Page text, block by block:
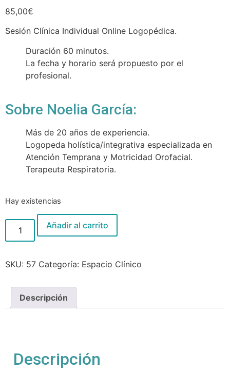
85,00€
Sesión Clínica Individual Online Logopédica.
Duración 60 minutos.
La fecha y horario será propuesto por el
profesional.
Sobre Noelia García:
Más de 20 años de experiencia.
Logopeda holística/integrativa especializada en
Atención Temprana y Motricidad Orofacial.
Terapeuta Respiratoria.
Hay existencias
Sesión
Clínica
Individual
Online
Noelia
Añadir al carrito
SKU: 57 Categoría: Espacio Clínico
Descripción
Descripción